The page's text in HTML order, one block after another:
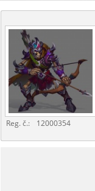
Reg. č.: 12000354